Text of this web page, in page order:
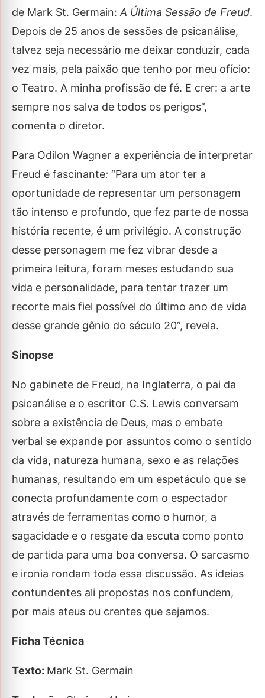
de Mark St. Germain: A Última Sessão de Freud.
Depois de 25 anos de sessões de psicanálise,
talvez seja necessário me deixar conduzir, cada
vez mais, pela paixão que tenho por meu ofício:
o Teatro. A minha profissão de fé. E crer: a arte
sempre nos salva de todos os perigos”,
comenta o diretor.
Para Odilon Wagner a experiência de interpretar
Freud é fascinante: “Para um ator ter a
oportunidade de representar um personagem
tão intenso e profundo, que fez parte de nossa
história recente, é um privilégio. A construção
desse personagem me fez vibrar desde a
primeira leitura, foram meses estudando sua
vida e personalidade, para tentar trazer um
recorte mais fiel possível do último ano de vida
desse grande gênio do século 20”, revela.
Sinopse
No gabinete de Freud, na Inglaterra, o pai da
psicanálise e o escritor C.S. Lewis conversam
sobre a existência de Deus, mas o embate
verbal se expande por assuntos como o sentido
da vida, natureza humana, sexo e as relações
humanas, resultando em um espetáculo que se
conecta profundamente com o espectador
através de ferramentas como o humor, a
sagacidade e o resgate da escuta como ponto
de partida para uma boa conversa. O sarcasmo
e ironia rondam toda essa discussão. As ideias
contundentes ali propostas nos confundem,
por mais ateus ou crentes que sejamos.
Ficha Técnica
Texto: Mark St. Germain